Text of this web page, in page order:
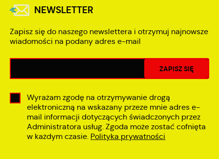
NEWSLETTER
Zapisz się do naszego newslettera i otrzymuj najnowsze
wiadomości na podany adres e-mail
Wyrażam zgodę na otrzymywanie drogą
elektroniczną na wskazany przeze mnie adres e-
mail informacji dotyczących świadczonych przez
Administratora usług. Zgoda może zostać cofnięta
w każdym czasie. Polityka prywatności